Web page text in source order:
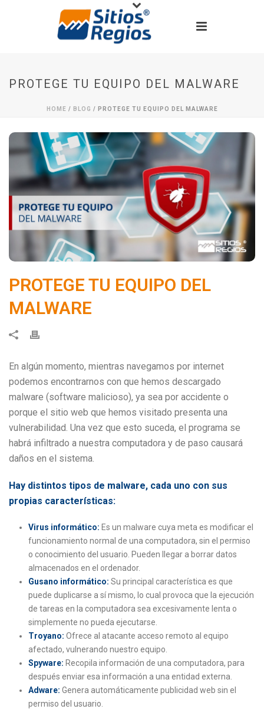
PROTEGE TU EQUIPO DEL MALWARE
HOME / BLOG / PROTEGE TU EQUIPO DEL MALWARE
PROTEGE TU EQUIPO DEL
MALWARE
En algún momento, mientras navegamos por internet
podemos encontrarnos con que hemos descargado
malware (software malicioso), ya sea por accidente o
porque el sitio web que hemos visitado presenta una
vulnerabilidad. Una vez que esto suceda, el programa se
habrá infiltrado a nuestra computadora y de paso causará
daños en el sistema.
Hay distintos tipos de malware, cada uno con sus
propias características:
Virus informático: Es un malware cuya meta es modificar el
funcionamiento normal de una computadora, sin el permiso
o conocimiento del usuario. Pueden llegar a borrar datos
almacenados en el ordenador.
Gusano informático: Su principal característica es que
puede duplicarse a sí mismo, lo cual provoca que la ejecución
de tareas en la computadora sea excesivamente lenta o
simplemente no pueda ejecutarse.
Troyano: Ofrece al atacante acceso remoto al equipo
afectado, vulnerando nuestro equipo.
Spyware: Recopila información de una computadora, para
después enviar esa información a una entidad externa.
Adware: Genera automáticamente publicidad web sin el
permiso del usuario.